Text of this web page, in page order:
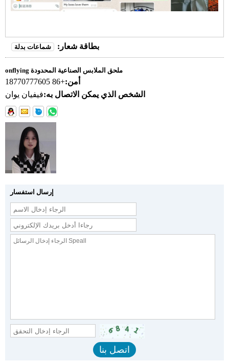
بطاقة شعار: شماعات بدلة
onflying ملحق الملابس الصناعية المحدودة
أمن:+86 18770777605
الشخص الذي يمكن الاتصال به:فيفيان يوان
إرسال استفسار